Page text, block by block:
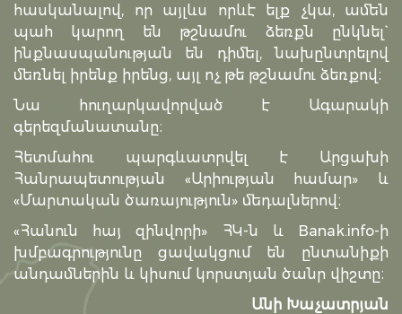
հասկանալով, որ այլևս որևէ ելք չկա, ամեն
պահ կարող են թշնամու ձեռքն ընկնել`
ինքնասպանության են դիմել, նախընտրելով
մեռնել իրենք իրենց, այլ ոչ թե թշնամու ձեռքով։
Նա հուղարկավորված է Ագարակի
գերեզմանատանը։
Հետմահու պարգևատրվել է Արցախի
Հանրապետության «Արիության համար» և
«Մարտական ծառայություն» մեդալներով։
«Հանուն հայ զինվորի» ՀԿ-ն և Banak.info-ի
խմբագրությունը ցավակցում են ընտանիքի
անդամներին և կիսում կորստյան ծանր վիշտը։
Անի Խաչատրյան